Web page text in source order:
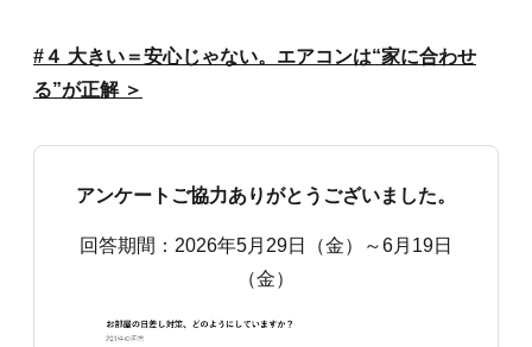
#４ 大きい＝安心じゃない。エアコンは“家に合わせ
る”が正解 ＞
アンケートご協力ありがとうございました。
回答期間：2026年5月29日（金）～6月19日
（金）